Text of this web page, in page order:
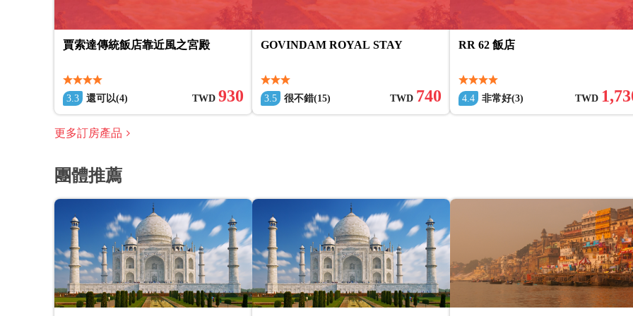
賈索達傳統飯店靠近風之宮殿
3.3 還可以(4) TWD 930
GOVINDAM ROYAL STAY
3.5 很不錯(15) TWD 740
RR 62 飯店
4.4 非常好(3) TWD
更多訂房產品
團體推薦